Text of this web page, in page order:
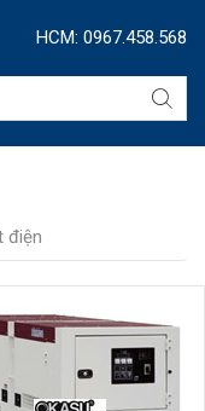
HCM: 0967.458.568
điện